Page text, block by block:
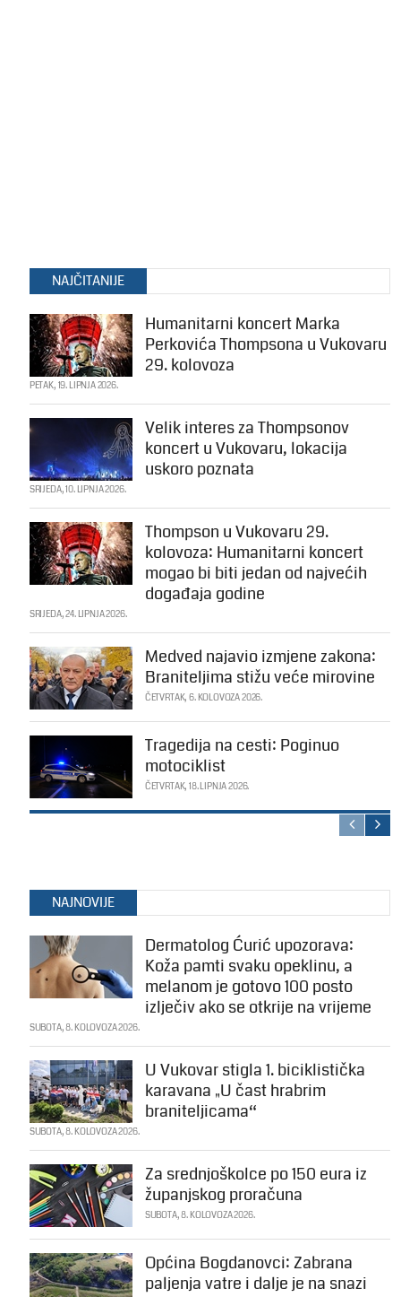
NAJČITANIJE
Humanitarni koncert Marka
Perkovića Thompsona u Vukovaru
29. kolovoza
PETAK, 19. LIPNJA 2026.
Velik interes za Thompsonov
koncert u Vukovaru, lokacija
uskoro poznata
SRIJEDA, 10. LIPNJA 2026.
Thompson u Vukovaru 29.
kolovoza: Humanitarni koncert
mogao bi biti jedan od najvećih
događaja godine
SRIJEDA, 24. LIPNJA 2026.
Medved najavio izmjene zakona:
Braniteljima stižu veće mirovine
ČETVRTAK, 6. KOLOVOZA 2026.
Tragedija na cesti: Poginuo
motociklist
ČETVRTAK, 18. LIPNJA 2026.
NAJNOVIJE
Dermatolog Ćurić upozorava:
Koža pamti svaku opeklinu, a
melanom je gotovo 100 posto
izlječiv ako se otkrije na vrijeme
SUBOTA, 8. KOLOVOZA 2026.
U Vukovar stigla 1. biciklistička
karavana „U čast hrabrim
braniteljicama“
SUBOTA, 8. KOLOVOZA 2026.
Za srednjoškolce po 150 eura iz
županjskog proračuna
SUBOTA, 8. KOLOVOZA 2026.
Općina Bogdanovci: Zabrana
paljenja vatre i dalje je na snazi